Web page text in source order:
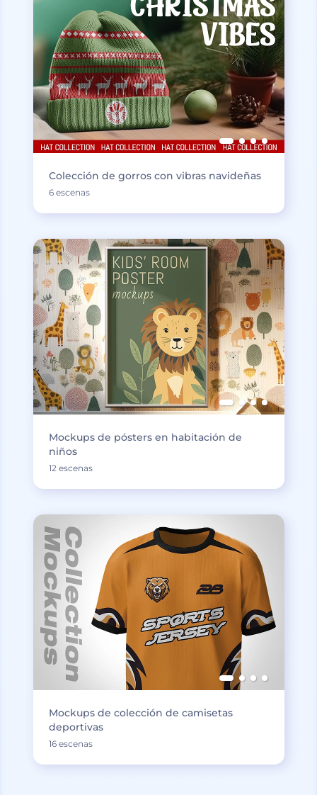
Colección de gorros con vibras navideñas
6 escenas
Mockups de pósters en habitación de
niños
12 escenas
Mockups de colección de camisetas
deportivas
16 escenas